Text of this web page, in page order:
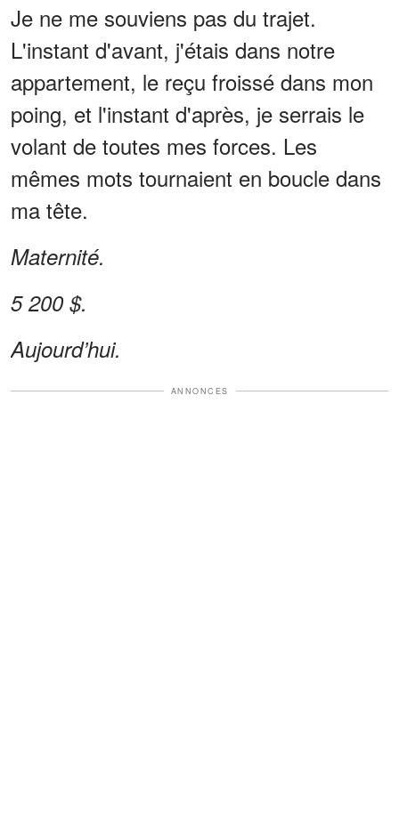
Je ne me souviens pas du trajet.
L'instant d'avant, j'étais dans notre
appartement, le reçu froissé dans mon
poing, et l'instant d'après, je serrais le
volant de toutes mes forces. Les
mêmes mots tournaient en boucle dans
ma tête.
Maternité.
5 200 $.
Aujourd’hui.
ANNONCES